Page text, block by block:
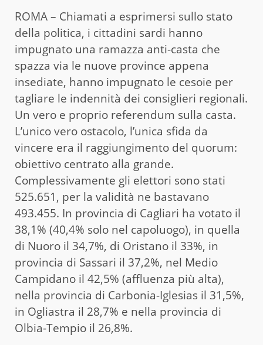
ROMA – Chiamati a esprimersi sullo stato
della politica, i cittadini sardi hanno
impugnato una ramazza anti-casta che
spazza via le nuove province appena
insediate, hanno impugnato le cesoie per
tagliare le indennità dei consiglieri regionali.
Un vero e proprio referendum sulla casta.
L’unico vero ostacolo, l’unica sfida da
vincere era il raggiungimento del quorum:
obiettivo centrato alla grande.
Complessivamente gli elettori sono stati
525.651, per la validità ne bastavano
493.455. In provincia di Cagliari ha votato il
38,1% (40,4% solo nel capoluogo), in quella
di Nuoro il 34,7%, di Oristano il 33%, in
provincia di Sassari il 37,2%, nel Medio
Campidano il 42,5% (affluenza più alta),
nella provincia di Carbonia-Iglesias il 31,5%,
in Ogliastra il 28,7% e nella provincia di
Olbia-Tempio il 26,8%.